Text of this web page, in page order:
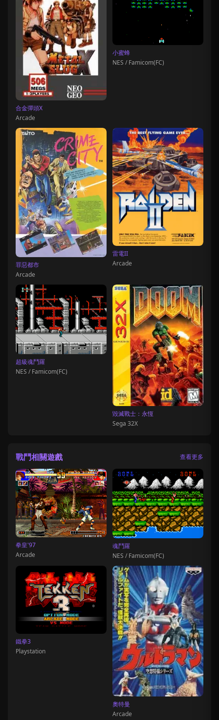
合金彈頭X
Arcade
小蜜蜂
NES / Famicom(FC)
罪惡都市
Arcade
雷電II
Arcade
超級魂鬥羅
NES / Famicom(FC)
毀滅戰士：永恆
Sega 32X
戰鬥相關遊戲 查看更多
拳皇'97
Arcade
魂鬥羅
NES / Famicom(FC)
鐵拳3
Playstation
奧特曼
Arcade